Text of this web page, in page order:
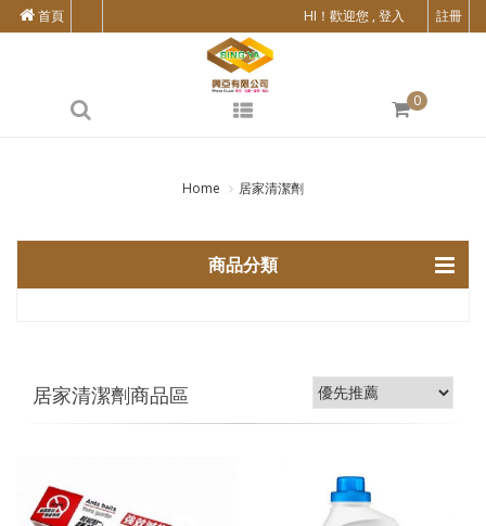
HI！歡迎您 , 登入 註冊
首頁
0
Home 居家清潔劑
商品分類
居家清潔劑商品區